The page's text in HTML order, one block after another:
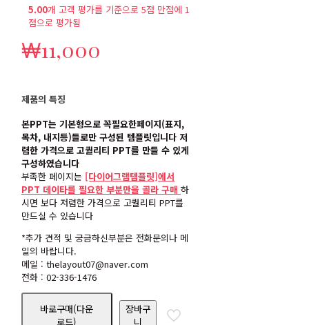
*추가 견적 및 궁금하신부분은 전화문의나 메
메일 : thelayout07@naver.com
전화 : 02-336-1476
바로구매(다운
로드)
카테고리:최신
UP템플릿,제안서/보고서,회사소개서,기본
형템플릿,글로벌/네트워크
보고서ppt
파워포인트템플릿
PPT템플릿
통신 비즈니스
디지털
컴퓨터
지구
설명
상품평
PPT템플릿 파워포인트템플릿 제안서템플릿 보고서템플릿 지명원템플릿 회
지명원PPT템플릿 회사소개서PPT템플릿 무료PPT템플릿 고급PPT템플릿